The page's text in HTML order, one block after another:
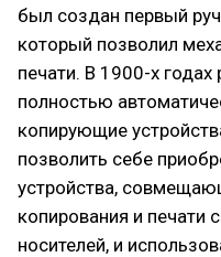
был создан первый
который позволил
печати. В 1900-х
полностью
копирующие
позволить себе
устройства,
копирования и печати
носителей, и